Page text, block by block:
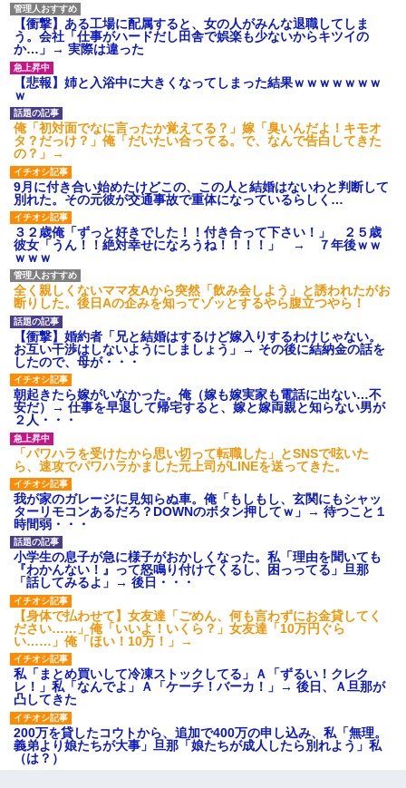
【衝撃】ある工場に配属すると、女の人がみんな退職してしま
う。会社「仕事がハードだし田舎で娯楽も少ないからキツイの
か…」→ 実際は違った
【悲報】姉と入浴中に大きくなってしまった結果ｗｗｗｗｗｗｗ
ｗ
俺「初対面でなに言ったか覚えてる？」嫁「臭いんだよ！キモオ
タ？だっけ？」俺「だいたい合ってる。で、なんで告白してきた
の？」→
9月に付き合い始めたけどこの、この人と結婚はないわと判断して
別れた。その元彼が交通事故で重体になっているらしく…
３２歳俺「ずっと好きでした！！付き合って下さい！」 ２５歳
彼女「うん！！絶対幸せになろうね！！！！」 → ７年後ｗｗ
ｗｗｗ
全く親しくないママ友Aから突然「飲み会しよう」と誘われたがお
断りした。後日Aの企みを知ってゾッとするやら腹立つやら！
【衝撃】婚約者「兄と結婚はするけど嫁入りするわけじゃない。
お互い干渉はしないようにしましょう」→ その後に結納金の話を
したので、母が・・・
朝起きたら嫁がいなかった。俺（嫁も嫁実家も電話に出ない…不
安だ）→ 仕事を早退して帰宅すると、嫁と嫁両親と知らない男が
２人・・・
「パワハラを受けたから思い切って転職した」とSNSで呟いた
ら、速攻でパワハラかました元上司がLINEを送ってきた。
我が家のガレージに見知らぬ車。俺「もしもし、玄関にもシャッ
ターリモコンあるだろ？DOWNのボタン押してｗ」→ 待つこと１
時間弱・・・
小学生の息子が急に様子がおかしくなった。私「理由を聞いても
『わかんない！』って怒鳴り付けてくるし、困っってる」旦那
「話してみるよ」→ 後日・・・
【身体で払わせて】女友達「ごめん、何も言わずにお金貸してく
ださい……」俺「いいよ！いくら？」女友達「10万円ぐら
い……」俺「ほい！10万！」→
私「まとめ買いして冷凍ストックしてる」Ａ「ずるい！クレク
レ！」私「なんでよ」Ａ「ケーチ！バーカ！」→ 後日、Ａ旦那が
凸してきた
200万を貸したコウトから、追加で400万の申し込み、私「無理。
義弟より娘たちが大事」旦那「娘たちが成人したら別れよう」私
（は？）